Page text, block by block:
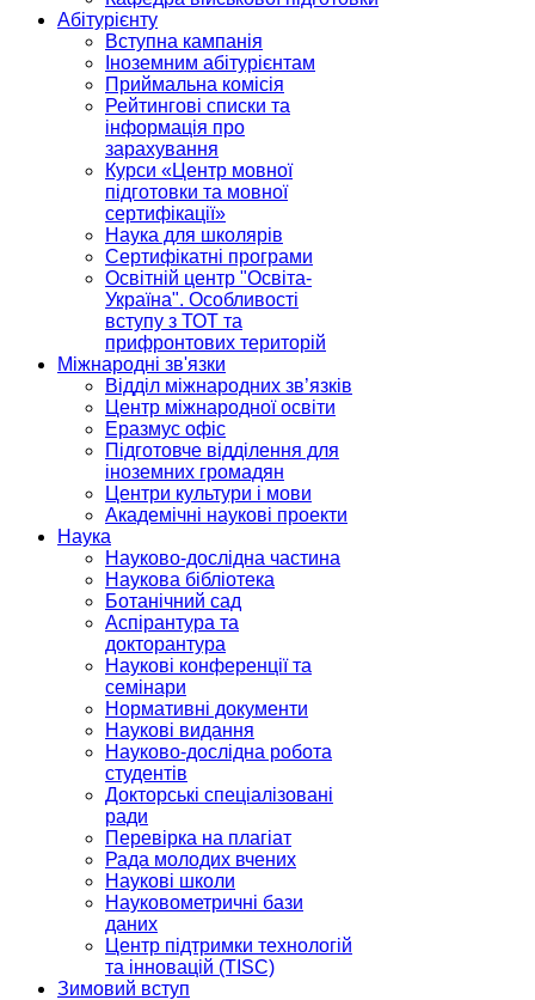
Абітурієнту
Вступна кампанія
Іноземним абітурієнтам
Приймальна комісія
Рейтингові списки та
інформація про
зарахування
Курси «Центр мовної
підготовки та мовної
сертифікації»
Наука для школярів
Сертифікатні програми
Освітній центр "Освіта-
Україна". Особливості
вступу з ТОТ та
прифронтових територій
Міжнародні зв'язки
Відділ міжнародних зв’язків
Центр міжнародної освіти
Еразмус офіс
Підготовче відділення для
іноземних громадян
Центри культури і мови
Академічні наукові проекти
Наука
Науково-дослідна частина
Наукова бібліотека
Ботанічний сад
Аспірантура та
докторантура
Наукові конференції та
семінари
Нормативні документи
Наукові видання
Науково-дослідна робота
студентів
Докторські спеціалізовані
ради
Перевірка на плагіат
Рада молодих вчених
Наукові школи
Науковометричні бази
даних
Центр підтримки технологій
та інновацій (TISC)
Зимовий вступ